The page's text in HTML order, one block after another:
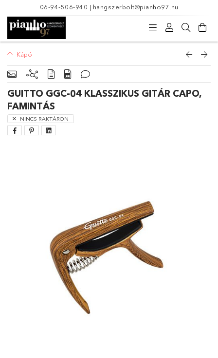
06-94-506-940 | hangszerbolt@pianho97.hu
Kápó
GUITTO GGC-04 KLASSZIKUS GITÁR CAPO,
FAMINTÁS
NINCS RAKTÁRON